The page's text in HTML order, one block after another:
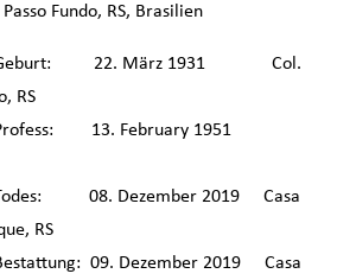
Fundo, RS, Brasilien
Geburt: 22. März 1931 Col.
RS
Profess: 13. February 1951
Todes: 08. Dezember 2019 Casa
RS
09. Dezember 2019 Casa